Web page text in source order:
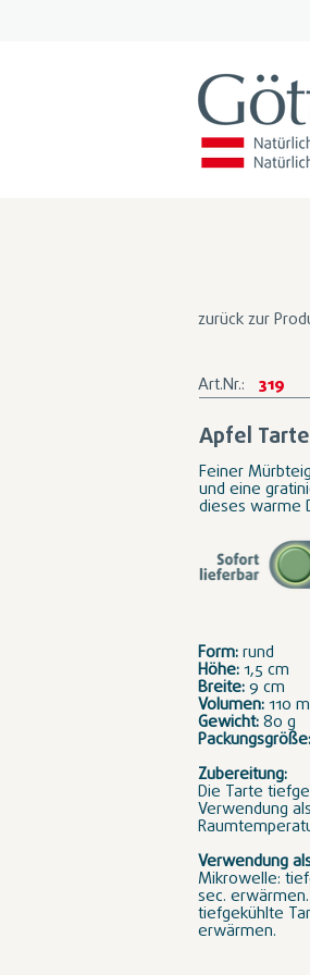
zurück zur
Art.Nr.: 319
Apfel Tarte
Feiner
und eine
dieses warme
Form:rund
Höhe:1,5 cm
Breite:9 cm
Volumen:110
Gewicht:80 g
Packungsgröße:
Zubereitung:
Die Tarte
Verwendung
Verwendung
Mikrowelle:
sec.
tiefgekühlte
erwärmen.